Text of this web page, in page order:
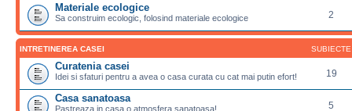
Materiale ecologice
Sa construim ecologic, folosind materiale ecologice 2
INTRETINEREA CASEI SUBIECTE
Curatenia casei
Idei si sfaturi pentru a avea o casa curata cu cat mai putin efort! 19
Casa sanatoasa
Pastreaza in casa o atmosfera sanatoasa! 5